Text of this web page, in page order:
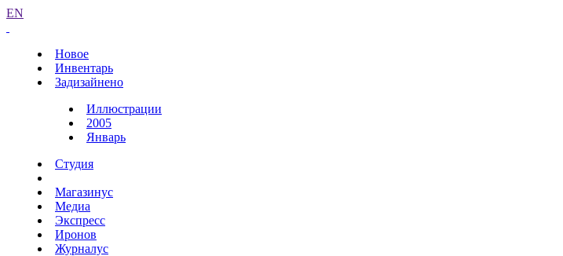
EN
Новое
Инвентарь
Задизайнено
Иллюстрации
2005
Январь
Студия
Магазинус
Медиа
Экспресс
Иронов
Журналус